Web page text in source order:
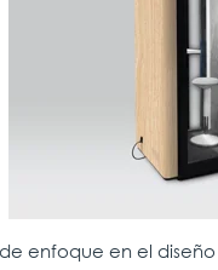
enfoque en el